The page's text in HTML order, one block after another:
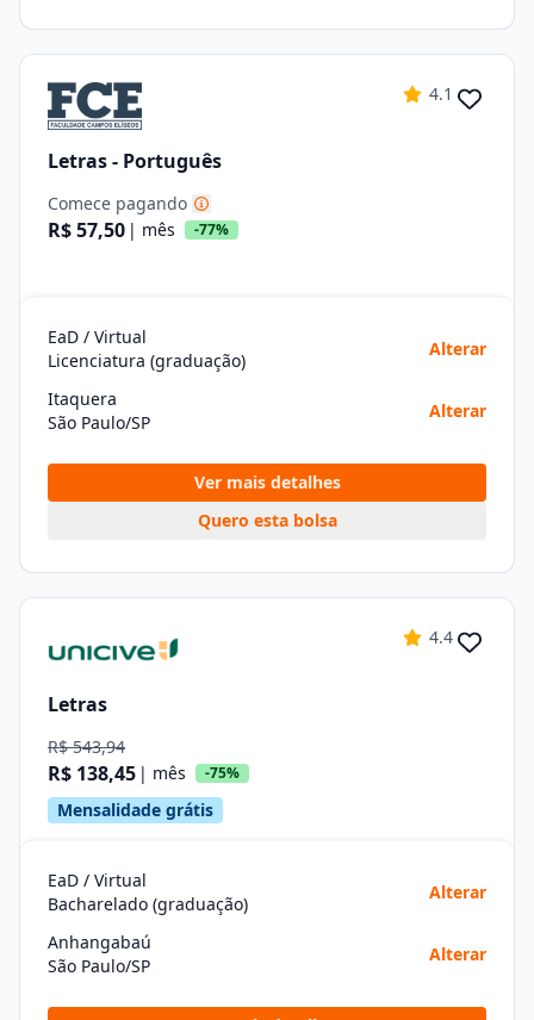
4.1
Letras - Português
Comece pagando
R$ 57,50 | mês -77%
EaD / Virtual
Licenciatura (graduação)
Alterar
Itaquera
São Paulo/SP
Alterar
Ver mais detalhes
Quero esta bolsa
4.4
Letras
R$ 543,94
R$ 138,45 | mês -75%
Mensalidade grátis
EaD / Virtual
Bacharelado (graduação)
Alterar
Anhangabaú
São Paulo/SP
Alterar